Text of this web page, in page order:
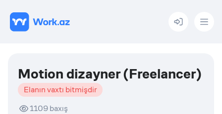
Menu
Motion dizayner (Freelancer)
Elanın vaxtı bitmişdir
1109baxış